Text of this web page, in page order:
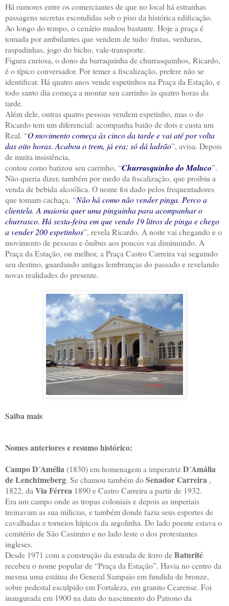
Há rumores entre os comerciantes de que no local há estranhas
passagens secretas escondidas sob o piso da histórica edificação.
Ao longo do tempo, o cenário mudou bastante. Hoje a praça é
tomada por ambulantes que vendem de tudo: frutas, verduras,
raspadinhas, jogo do bicho, vale-transporte.
Figura curiosa, o dono da barraquinha de churrasquinhos, Ricardo,
é o típico conversador. Por temer a fiscalização, prefere não se
identificar. Há quatro anos vende espetinhos na Praça da Estação, e
todo santo dia começa a montar seu carrinho às quatro horas da
tarde.
Além dele, outras quatro pessoas vendem espetinho, mas o do
Ricardo tem um diferencial: acompanha baião de dois e custa um
Real. “O movimento começa às cinco da tarde e vai até por volta
das oito horas. Acabou o trem, já era; só dá ladrão”, avisa. Depois
de muita insistência,
contou como batizou seu carrinho, “Churrasquinho do Maluco”.
Não queria dizer, também por medo da fiscalização, que proibiu a
venda de bebida alcoólica. O nome foi dado pelos frequentadores
que tomam cachaça. “Não há como não vender pinga. Perco a
clientela. A maioria quer uma pinguinha para acompanhar o
churrasco. Há sexta-feira em que vendo 19 litros de pinga e chego
a vender 200 espetinhos”, revela Ricardo. A noite vai chegando e o
movimento de pessoas e ônibus aos poucos vai diminuindo. A
Praça da Estação, ou melhor, a Praça Castro Carreira vai seguindo
seu destino, guardando antigas lembranças do passado e revelando
novas realidades do presente.
Saiba mais
Nomes anteriores e resumo histórico:
Campo D´Amélia (1830) em homenagem a imperatrizD´Amália
de Lenchtmeberg. Se chamou também doSenador Carreira ,
1822, da Via Férrea 1890 e Castro Carreira a partir de 1932.
Era um campo onde as tropas coloniais e depois as imperiais
treinavam as sua milicias, e também donde fazia seus esportes de
cavalhadas e torneios hípicos da argolinha. Do lado poente estava o
cemitério de São Casimiro e no lado leste o dos protestantes
ingleses.
Desde 1971 com a construção da estrada de ferro deBaturité
recebeu o nome popular de “Praça da Estação”. Havia no centro da
mesma uma estátua do General Sampaio em fundida de bronze,
sobre pedestal esculpido em Fortaleza, em granito Cearense. Foi
inaugurada em 1900 na data do nascimento do Patrono da